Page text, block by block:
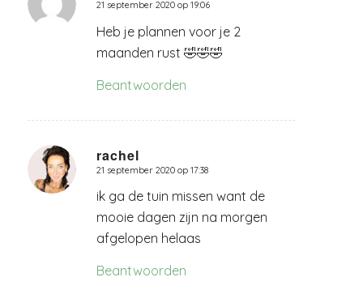
zegt:
21 september 2020 op 19:06
Heb je plannen voor je 2
maanden rust 🤣🤣🤣
Beantwoorden
rachel
zegt:
21 september 2020 op 17:38
ik ga de tuin missen want de
mooie dagen zijn na morgen
afgelopen helaas
Beantwoorden